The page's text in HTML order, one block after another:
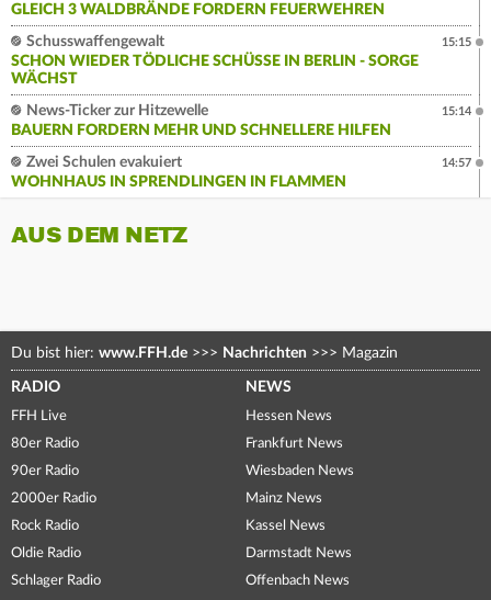
GLEICH 3 WALDBRÄNDE FORDERN FEUERWEHREN
Schusswaffengewalt
SCHON WIEDER TÖDLICHE SCHÜSSE IN BERLIN - SORGE
WÄCHST
15:15
News-Ticker zur Hitzewelle
BAUERN FORDERN MEHR UND SCHNELLERE HILFEN
15:14
Zwei Schulen evakuiert
WOHNHAUS IN SPRENDLINGEN IN FLAMMEN
14:57
AUS DEM NETZ
Du bist hier: www.FFH.de >>> Nachrichten >>> Magazin
RADIO
FFH Live
80er Radio
90er Radio
2000er Radio
Rock Radio
Oldie Radio
Schlager Radio
NEWS
Hessen News
Frankfurt News
Wiesbaden News
Mainz News
Kassel News
Darmstadt News
Offenbach News